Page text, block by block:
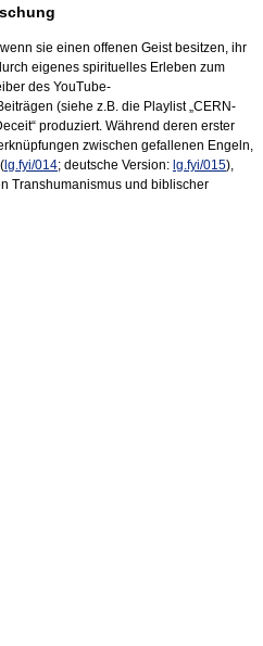
sie einen offenen Geist besitzen, ihr
eigenes spirituelles Erleben zum
des YouTube-
(siehe z.B. die Playlist „CERN-
produziert. Während deren erster
zwischen gefallenen Engeln,
lg.fyi/014; deutsche Version: lg.fyi/015),
Transhumanismus und biblischer